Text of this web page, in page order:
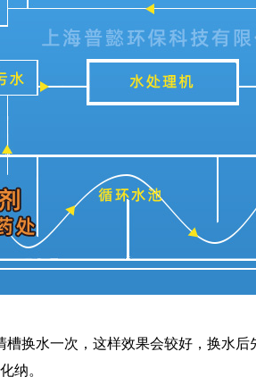
槽换水一次，这样效果会较好，换水
纳。